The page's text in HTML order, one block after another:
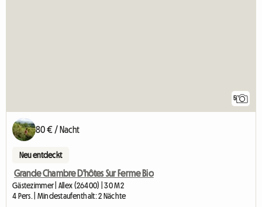
5
80 € / Nacht
Neu entdeckt
Grande Chambre D'hôtes Sur Ferme Bio
Gästezimmer | Allex (26400) | 30 M2
4 Pers. | Mindestaufenthalt: 2 Nächte